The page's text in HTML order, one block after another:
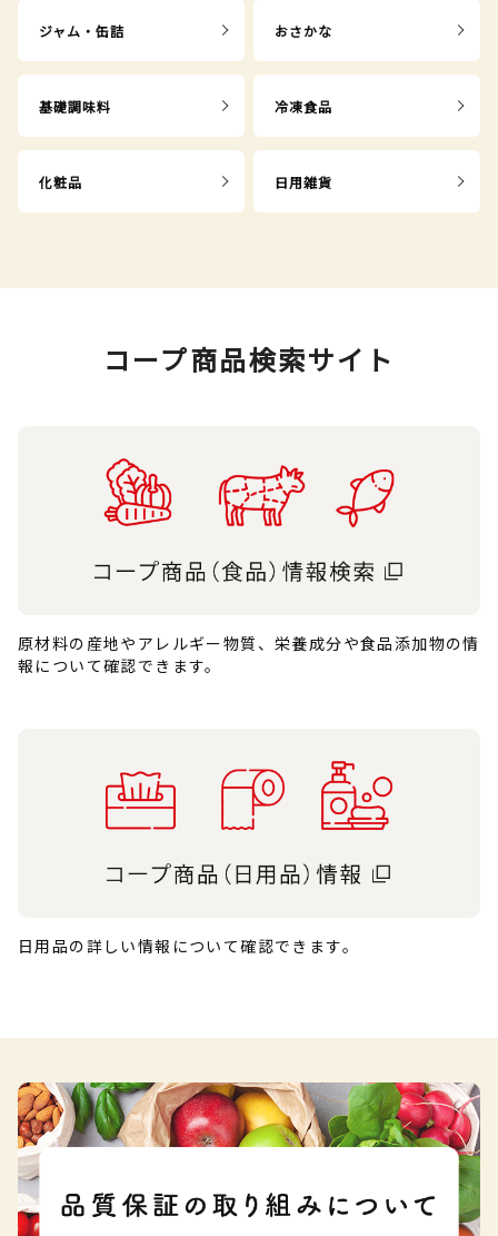
ジャム・缶詰 おさかな
基礎調味料 冷凍食品
化粧品 日用雑貨
コープ商品検索サイト
原材料の産地やアレルギー物質、栄養成分や食品添加物の情
報について確認できます。
日用品の詳しい情報について確認できます。